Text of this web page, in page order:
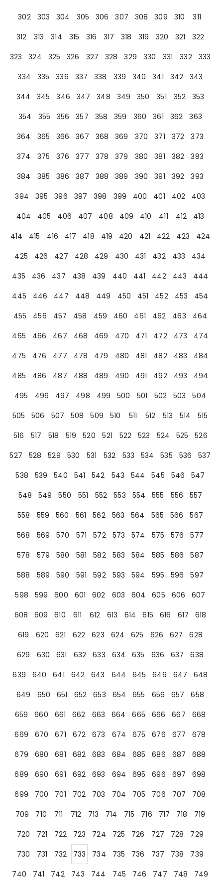
302
303 304 305 306 307 308 309 310
311
312
313 314 315 316 317 318 319 320 321
322
323
324 325 326 327 328 329 330 331 332
333
334
335 336 337 338 339 340 341 342
343
344
345 346 347 348 349 350 351 352
353
354
355 356 357 358 359 360 361 362
363
364
365 366 367 368 369 370 371 372
373
374
375 376 377 378 379 380 381 382
383
384
385 386 387 388 389 390 391 392
393
394
395 396 397 398 399 400 401 402
403
404
405 406 407 408 409 410 411 412
413
414
415 416 417 418 419 420 421 422 423
424
425
426 427 428 429 430 431 432 433
434
435
436 437 438 439 440 441 442 443
444
445
446 447 448 449 450 451 452 453
454
455
456 457 458 459 460 461 462 463
464
465
466 467 468 469 470 471 472 473
474
475
476 477 478 479 480 481 482 483
484
485
486 487 488 489 490 491 492 493
494
495
496 497 498 499 500 501 502 503
504
505
506 507 508 509 510 511 512 513 514
515
516
517 518 519 520 521 522 523 524 525
526
527
528 529 530 531 532 533 534 535 536
537
538
539 540 541 542 543 544 545 546
547
548
549 550 551 552 553 554 555 556
557
558
559 560 561 562 563 564 565 566
567
568
569 570 571 572 573 574 575 576
577
578
579 580 581 582 583 584 585 586
587
588
589 590 591 592 593 594 595 596
597
598
599 600 601 602 603 604 605 606
607
608
609 610 611 612 613 614 615 616 617
618
619
620 621 622 623 624 625 626 627
628
629
630 631 632 633 634 635 636 637
638
639
640 641 642 643 644 645 646 647
648
649
650 651 652 653 654 655 656 657
658
659
660 661 662 663 664 665 666 667
668
669
670 671 672 673 674 675 676 677
678
679
680 681 682 683 684 685 686 687
688
689
690 691 692 693 694 695 696 697
698
699
700 701 702 703 704 705 706 707
708
709
710 711 712 713 714 715 716 717 718
719
720
721 722 723 724 725 726 727 728
729
730
731 732 733 734 735 736 737 738
739
740
741 742 743 744 745 746 747 748
749